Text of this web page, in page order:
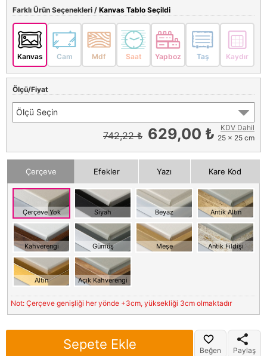
Farklı Ürün Seçenekleri / Kanvas Tablo Seçildi
Kanvas Cam Mdf Saat Yapboz Taş Kaydır
Ölçü/Fiyat
Ölçü Seçin
742,22 ₺ 629,00 ₺
KDV Dahil
25 x 25 cm
Çerçeve Efekler Yazı Kare Kod
Çerçeve Yok Siyah Beyaz Antik Altın
Kahverengi Gümüş Meşe Antik Fildişi
Altın Açık Kahverengi
Not: Çerçeve genişliği her yönde +3cm, yüksekliği 3cm olmaktadır
Sepete Ekle Beğen Paylaş